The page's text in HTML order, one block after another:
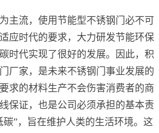
主流，使用节能型不锈钢门必不可
应时代的要求，大力研发节能环保
时代实现了很好的发展。因此，积
厂家，是未来不锈钢门事业发展的
求的材料生产不会伤害消费者的商
保证，也是公司必须承担的基本责
”，旨在维护人类的生活环境。这